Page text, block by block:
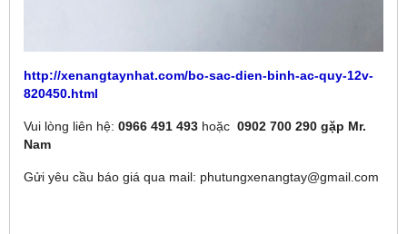
http://xenangtaynhat.com/bo-sac-dien-binh-ac-quy-12v-
820450.html
Vui lòng liên hệ: 0966 491 493 hoặc 0902 700 290 gặp Mr.
Nam
Gửi yêu cầu báo giá qua mail: phutungxenangtay@gmail.com